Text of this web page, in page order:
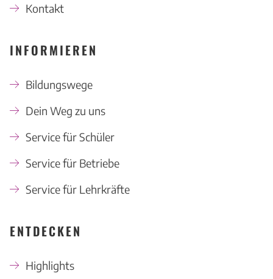
Kontakt
INFORMIEREN
Bildungswege
Dein Weg zu uns
Service für Schüler
Service für Betriebe
Service für Lehrkräfte
ENTDECKEN
Highlights